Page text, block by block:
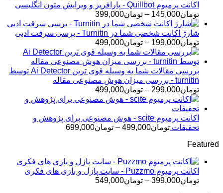
اکانت پرمیوم Quillbot - پارافریز و ویرایش متون انگلیسی
تومان145,000
– تومان399,000محدوده
قیمت:
تومان145,000
تا
تومان399,000
شارژ اکانت شخصی شما در Turnitin - برسی سرقت ادبی
تومان199,000
– تومان499,000محدوده
قیمت:
تومان199,000
تا
تومان499,000
بررسی مقالات شما به وسیله قوی ترین Ai Detector توسط
turnitin - بررسی میزان هوش مصنوعی مقاله
تومان299,000
– تومان499,000محدوده
قیمت:
تا
تومان499,000
اکانت پرمیوم scite - هوش مصنوعی برای پژوهش و
تحقیقات تومان499,000
– تومان699,000محدوده
تومان699,000
Featured
اکانت پرمیوم Puzzmo - سایت پازل و بازی های فکری
تومان399,000
– تومان549,000